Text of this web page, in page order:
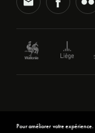
Pour améliorer votre expérience.